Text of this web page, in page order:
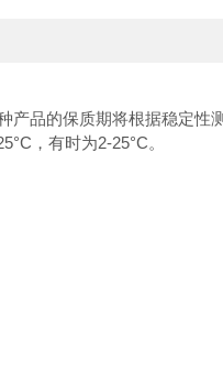
产品的保质期将根据稳定性
，有时为2-25°C。